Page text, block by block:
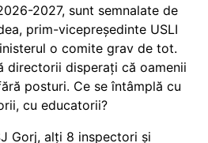
2027, sunt semnalate de
prim-vicepreședinte USLI
o comite grav de tot.
directorii disperați că oamenii
posturi. Ce se întâmplă cu
cu educatorii?
Gorj, alți 8 inspectori și